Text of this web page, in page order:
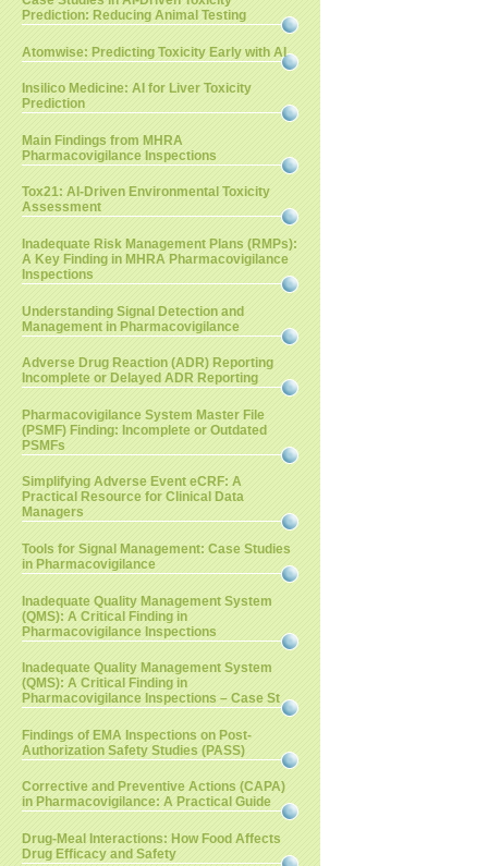
Prediction: Reducing Animal Testing
Atomwise: Predicting Toxicity Early with AI
Insilico Medicine: AI for Liver Toxicity
Prediction
Main Findings from MHRA
Pharmacovigilance Inspections
Tox21: AI-Driven Environmental Toxicity
Assessment
Inadequate Risk Management Plans (RMPs):
A Key Finding in MHRA Pharmacovigilance
Inspections
Understanding Signal Detection and
Management in Pharmacovigilance
Adverse Drug Reaction (ADR) Reporting
Incomplete or Delayed ADR Reporting
Pharmacovigilance System Master File
(PSMF) Finding: Incomplete or Outdated
PSMFs
Simplifying Adverse Event eCRF: A
Practical Resource for Clinical Data
Managers
Tools for Signal Management: Case Studies
in Pharmacovigilance
Inadequate Quality Management System
(QMS): A Critical Finding in
Pharmacovigilance Inspections
Inadequate Quality Management System
(QMS): A Critical Finding in
Pharmacovigilance Inspections – Case St
Findings of EMA Inspections on Post-
Authorization Safety Studies (PASS)
Corrective and Preventive Actions (CAPA)
in Pharmacovigilance: A Practical Guide
Drug-Meal Interactions: How Food Affects
Drug Efficacy and Safety